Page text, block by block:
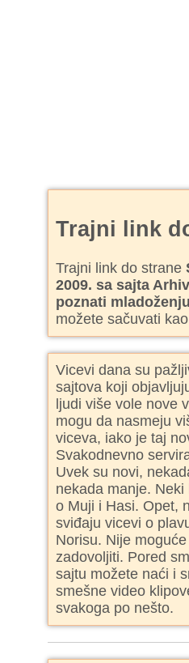
Trajni link
Trajni link do strane
2009. sa sajta
poznati
možete sačuvati
Vicevi dana su
sajtova koji
ljudi više vole nove
mogu da nasmeju
viceva, iako je taj
Svakodnevno
Uvek su novi,
nekada manje.
o Muji i Hasi. Opet,
sviđaju vicevi o
Norisu. Nije
zadovoljiti. Pored
sajtu možete naći i
smešne video
svakoga po nešto.